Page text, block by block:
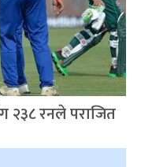
२३८ रनले पराजित